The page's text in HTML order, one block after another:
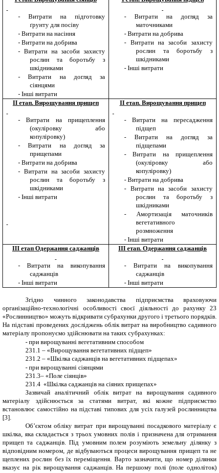
-
Витрати на підготовку
ґрунту для посіву
- Витрати на насіння
- Витрати на добрива
- Витрати на засоби захисту
рослин та боротьбу з
шкідниками
-
Витрати на догляд за
сіянцями
- Інші витрати
-
Витрати на догляд за
маточниками
- Витрати на добрива
- Витрати на засоби захисту
рослин та боротьбу з
шкідниками
- Інші витрати
ІІ етап. Вирощування прищеп
-
Витрати на прищеплення
(окуліровку або
копуліровку)
-
Витрати на догляд за
прищепами
- Витрати на добрива
- Витрати на засоби захисту
рослин та боротьбу з
шкідниками
- Інші витрати
ІІ етап. Вирощування прищеп
-
Витрати на пересадження
підщеп
-
Витрати на догляд за
підщепами
-
Витрати на прищеплення
(окуліровку або
копуліровку)
- Витрати на добрива
- Витрати на засоби захисту
рослин та боротьбу з
шкідниками
-
Амортизація маточників
вегетативного
розмноження
- Інші витрати
ІІІ етап Одержання саджанців
-
Витрати на викопування
саджанців
- Інші витрати
ІІІ етап. Одержання саджанців
-
Витрати на викопування
саджанців
- Інші витрати
Згідно чинного законодавства підприємства враховуючи
організаційно-технологічні особливості своєї діяльності до рахунку 23
«Рослинництво» можуть відкривати субрахунки другого і третього порядків.
На підставі проведених досліджень облік витрат на виробництво садивного
матеріалу пропонуємо здійснювати на таких субрахунках:
- при вирощуванні вегетативним способом
231.1 – «Вирощування вегетативних підщеп»
231.2 – «Шкілка саджанців на вегетативних підщепах»
- при вирощуванні сіянцями
231.3– «Поле сіянців»
231.4 ­ «Шкілка саджанців на сіяних прищепах»
Зазвичай аналітичний облік витрат на вирощування садивного
матеріалу здійснюється за статями витрат, які кожне підприємство
встановлює самостійно на підставі типових для усіх галузей рослинництва
[3]
Об’єктом обліку витрат при вирощуванні посадкового матеріалу є
шкілка, яка складається з трьох умовних полів і призначена для отримання
прищеп та саджанців. Під умовним полем розуміють земельну ділянку з
відповідним номером, де відбуваються процеси вирощування прищеп та не
щеплених рослин без їх переміщення. Варто зазначити, що номер ділянки
вказує на рік вирощування саджанців. На першому полі (поле одноліток)